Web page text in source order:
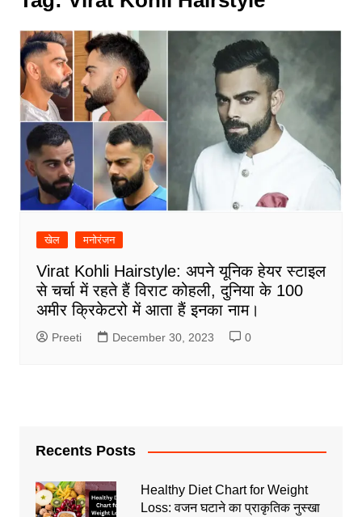
खेल मनोरंजन
Virat Kohli Hairstyle: अपने यूनिक हेयर स्टाइल
से चर्चा में रहते हैं विराट कोहली, दुनिया के 100
अमीर क्रिकेटरो में आता हैं इनका नाम।
Preeti December 30, 2023 0
Recents Posts
Healthy Diet Chart for Weight
Loss: वजन घटाने का प्राकृतिक नुस्खा